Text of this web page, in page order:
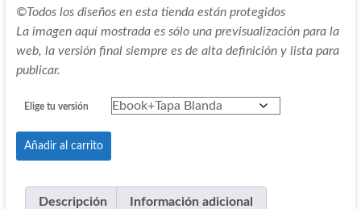
©Todos los diseños en esta tienda están protegidos
La imagen aquí mostrada es sólo una previsualización para la
web, la versión final siempre es de alta definición y lista para
publicar.
Elige tu versión
Portada
cantidad
Añadir al carrito
Descripción Información adicional